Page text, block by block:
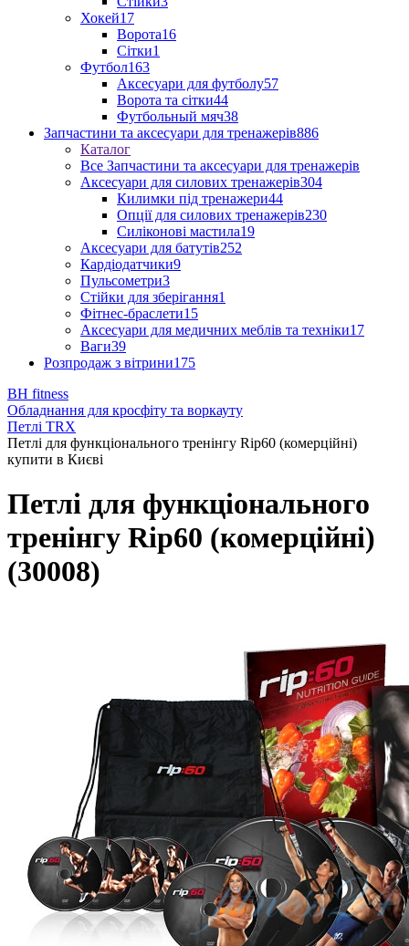
Хокей17
Ворота16
Сітки1
Футбол163
Аксесуари для футболу57
Ворота та сітки44
Футбольный мяч38
Запчастини та аксесуари для тренажерів886
Каталог
Все Запчастини та аксесуари для тренажерів
Аксесуари для силових тренажерів304
Килимки під тренажери44
Опції для силових тренажерів230
Силіконові мастила19
Аксесуари для батутів252
Кардіодатчики9
Пульсометри3
Стійки для зберігання1
Фітнес-браслети15
Аксесуари для медичних меблів та техніки17
Ваги39
Розпродаж з вітрини175
BH fitness
Обладнання для кросфіту та воркауту
Петлі TRX
Петлі для функціонального тренінгу Rip60 (комерційні)
купити в Києві
Петлі для функціонального
тренінгу Rip60 (комерційні)
(30008)